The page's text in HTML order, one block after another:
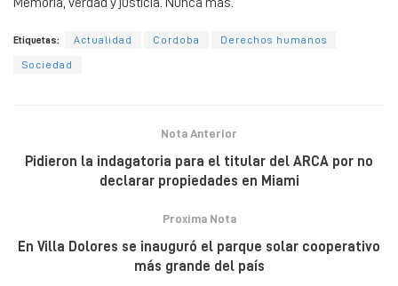
Memoria, verdad y justicia. Nunca más.
Etiquetas: Actualidad Cordoba Derechos humanos
Sociedad
Nota Anterior
Pidieron la indagatoria para el titular del ARCA por no
declarar propiedades en Miami
Proxima Nota
En Villa Dolores se inauguró el parque solar cooperativo
más grande del país